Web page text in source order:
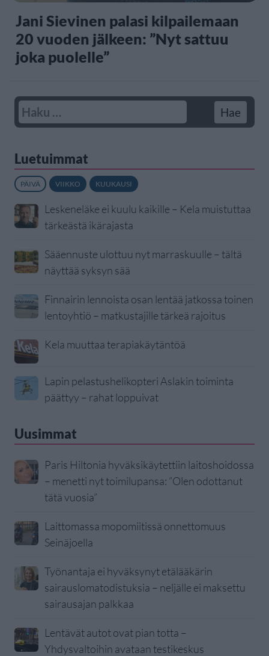
Jani Sievinen palasi kilpailemaan
20 vuoden jälkeen: ”Nyt sattuu
joka puolelle”
Luetuimmat
PÄIVÄ VIIKKO KUUKAUSI
Leskeneläke ei kuulu kaikille – Kela muistuttaa
tärkeästä ikärajasta
Sääennuste ulottuu nyt marraskuulle – tältä
näyttää syksyn sää
Finnairin lennoista osan lentää jatkossa toinen
lentoyhtiö – matkustajille tärkeä rajoitus
Kela muuttaa terapiakäytäntöä
Lapin pelastushelikopteri Aslakin toiminta
päättyy – rahat loppuivat
Uusimmat
Paris Hiltonia hyväksikäytettiin laitoshoidossa
– menetti nyt toimilupansa: ”Olen odottanut
tätä vuosia”
Laittomassa mopomiitissä onnettomuus
Seinäjoella
Työnantaja ei hyväksynyt etälääkärin
sairauslomatodistuksia – neljälle ei maksettu
sairausajan palkkaa
Lentävät autot ovat pian totta –
Yhdysvaltoihin avataan testikeskus